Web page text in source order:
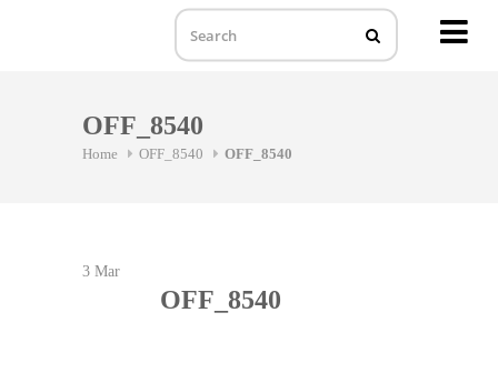
OFF_8540
Home OFF_8540 OFF_8540
3 Mar
OFF_8540